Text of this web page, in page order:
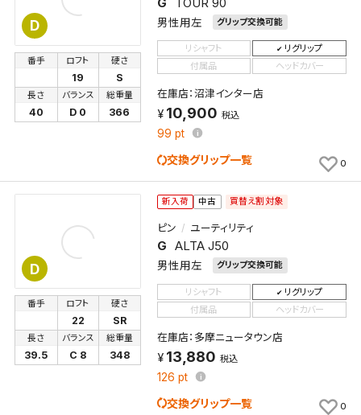
D
G TOUR 90
男性用左 グリップ交換可能
番手 ロフト
19
硬さ
S
長さ
40
バランス
D 0
総重量
366
リシャフト
リグリップ
付属品
ヘッドカバー
在庫店：沼津インター店
10,900 税込
99 pt
交換グリップ一覧 0
D
新入荷 中古 買替え割対象
ピン ユーティリティ
G ALTA J50
男性用左 グリップ交換可能
番手 ロフト
22
硬さ
SR
長さ
39.5
バランス
C 8
総重量
348
リシャフト
リグリップ
付属品
ヘッドカバー
在庫店：多摩ニュータウン店
13,880 税込
126 pt
交換グリップ一覧 0
保存します。
よく探す商品を、毎回条件指定することなく簡単に開
くことができます。
検索条件
新着通知を「する」にすると、この条件に一致する商品
が入荷した際に、メール及びお客様のアカウント内の
「お知らせ」で通知します。
保存された検索条件は変更できません。
条件を変更したい場合は、マイページの「保存検索条
件一覧」から画面を表示し、条件を変更の上、保存し直
検索条件を保存
これまで保存した検索条件は、マイページの「保存検
索条件一覧」で確認できます。